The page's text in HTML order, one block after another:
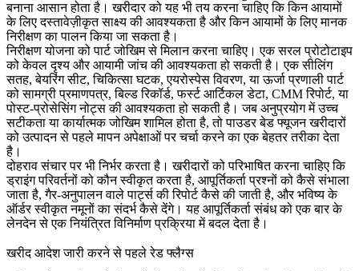
बनाना आसान होता है। खरीदार को यह भी तय करना चाहिए कि किन आयामों
के लिए दस्तावेज़ीकृत साक्ष्य की आवश्यकता है और किन आयामों के लिए मानक
निरीक्षण का पालन किया जा सकता है।
निरीक्षण योजना को पार्ट जोखिम से मिलान करना चाहिए। एक सरल प्रोटोटाइप
को केवल दृश्य और आयामी जांच की आवश्यकता हो सकती है। एक सीलिंग
सतह, बेयरिंग सीट, चिकित्सा घटक, एयरोस्पेस विवरण, या ऊर्जा प्रणाली पार्ट
को सामग्री प्रमाणपत्र, बिल्ड रिकॉर्ड, फर्स्ट आर्टिकल डेटा, CMM रिपोर्ट, या
पोस्ट-प्रोसेसिंग नोट्स की आवश्यकता हो सकती है। जब अनुप्रयोग में उच्च
सटीकता या कार्यात्मक जोखिम शामिल होता है, तोपाउडर बेड फ्यूजनखरीदारों
को उत्पादन से पहले मापन अपेक्षाओं पर चर्चा करने का एक बेहतर तरीका देता
है।
दोहराव संचार पर भी निर्भर करता है। खरीदारों को परिभाषित करना चाहिए कि
ड्राइंग परिवर्तनों को कौन स्वीकृत करता है, आपूर्तिकर्ता प्रश्नों को कैसे संभाला
जाता है, गैर-अनुपालन वाले पार्ट्स की रिपोर्ट कैसे की जाती है, और भविष्य के
ऑर्डर स्वीकृत नमूनों का संदर्भ कैसे देंगे। यह आपूर्तिकर्ता संबंध को एक बार के
लेनदेन से एक नियंत्रित विनिर्माण प्रक्रिया में बदल देता है।
खरीद आदेश जारी करने से पहले रेड फ्लैग्स